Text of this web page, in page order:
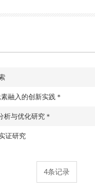
融入的创新实践＊
析与优化研究＊
证研究
4条记录